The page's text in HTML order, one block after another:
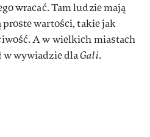
wracać. Tam ludzie mają
wartości, takie jak
A w wielkich miastach
w wywiadzie dlaGali.